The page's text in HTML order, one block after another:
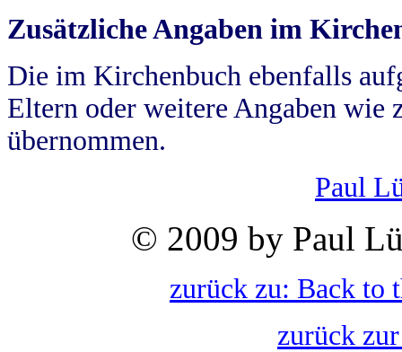
Zusätzliche Angaben im
Die im Kirchenbuch ebenfalls
Eltern oder weitere Angaben wie
übernommen.
Paul
© 2009 by Paul
zurück zu: Back to
zurück